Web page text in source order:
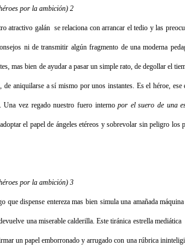
por la ambición) 2
atractivo galán se relaciona con arrancar el tedio y las
ni de transmitir algún fragmento de una moderna
mas bien de ayudar a pasar un simple rato, de degollar el
de aniquilarse a sí mismo por unos instantes. Es el héroe,
Una vez regado nuestro fuero internopor el suero de una
el papel de ángeles etéreos y sobrevolar sin peligro los
por la ambición) 3
dispense entereza mas bien simula una amañada
una miserable calderilla. Este tiránica estrella
un papel emborronado y arrugado con una rúbrica